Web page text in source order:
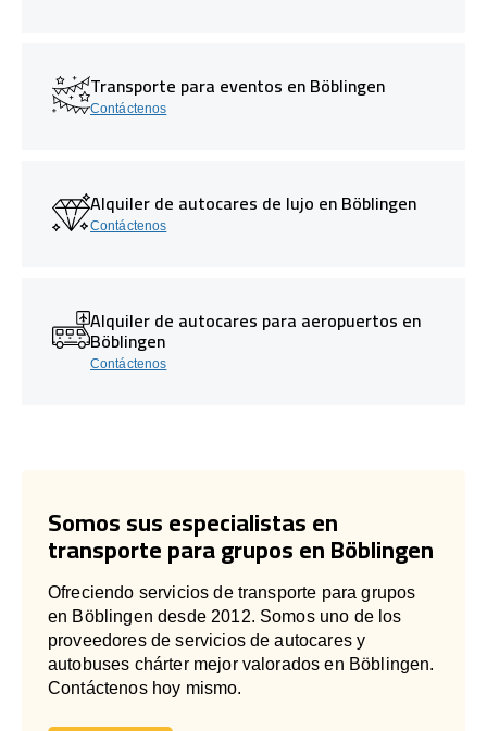
Transporte para eventos en Böblingen
Contáctenos
Alquiler de autocares de lujo en Böblingen
Contáctenos
Alquiler de autocares para aeropuertos en
Böblingen
Contáctenos
Somos sus especialistas en
transporte para grupos en Böblingen
Ofreciendo servicios de transporte para grupos
en Böblingen desde 2012. Somos uno de los
proveedores de servicios de autocares y
autobuses chárter mejor valorados en Böblingen.
Contáctenos hoy mismo.